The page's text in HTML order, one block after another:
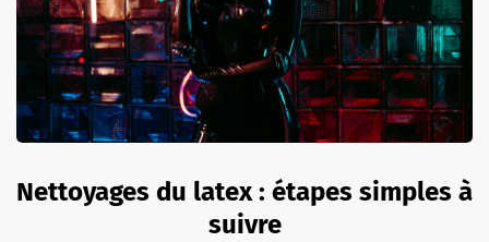
Nettoyages du latex : étapes simples à
suivre